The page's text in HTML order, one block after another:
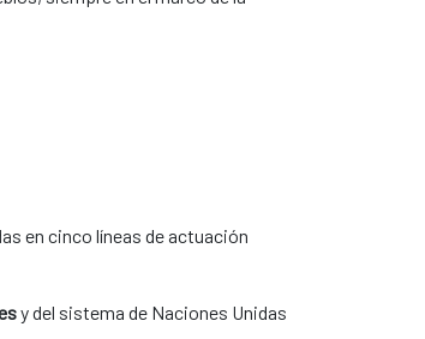
en cinco líneas de actuación
y del sistema de Naciones Unidas